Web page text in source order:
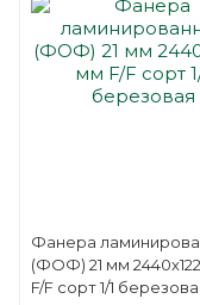
Фанера
(ФОФ) 21 мм
F/F сорт 1/1